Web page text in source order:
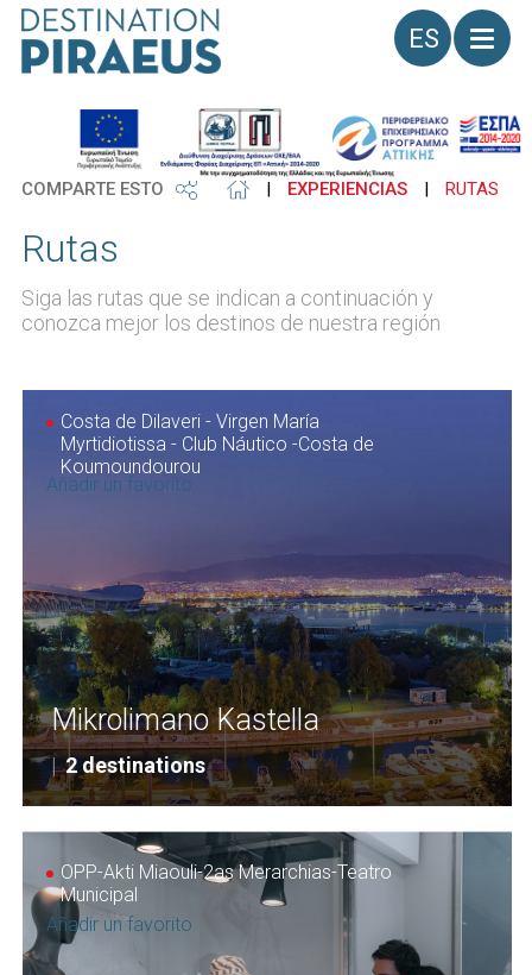
Idioma
COMPARTE ESTO | EXPERIENCIAS | RUTAS
Rutas
Siga las rutas que se indican a continuación y
conozca mejor los destinos de nuestra región
Costa de Dilaveri - Virgen María
Myrtidiotissa - Club Náutico -Costa de
Koumoundourou
Añadir un favorito
Mikrolimano Kastella
| 2 destinations
OPP-Akti Miaouli-2as Merarchias-Teatro
Municipal
Añadir un favorito